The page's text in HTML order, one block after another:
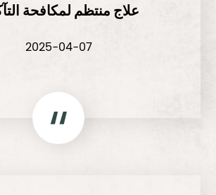
علاج منتظم لمكافحة
2025-04-07